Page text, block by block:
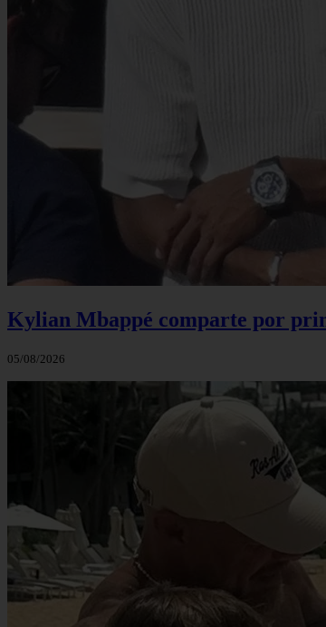
Kylian Mbappé comparte por
05/08/2026